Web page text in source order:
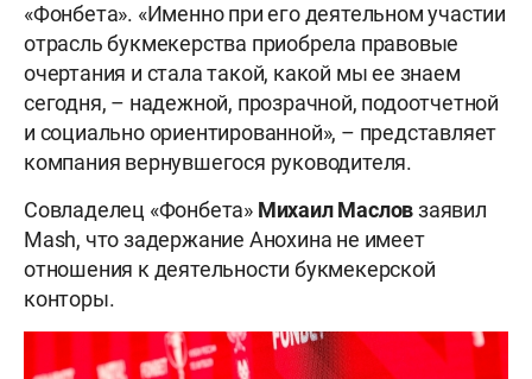
«Фонбета». «Именно при его деятельном участии
отрасль букмекерства приобрела правовые
очертания и стала такой, какой мы ее знаем
сегодня, – надежной, прозрачной, подоотчетной
и социально ориентированной», – представляет
компания вернувшегося руководителя.
Совладелец «Фонбета» Михаил Масловзаявил
Mash, что задержание Анохина не имеет
отношения к деятельности букмекерской
конторы.